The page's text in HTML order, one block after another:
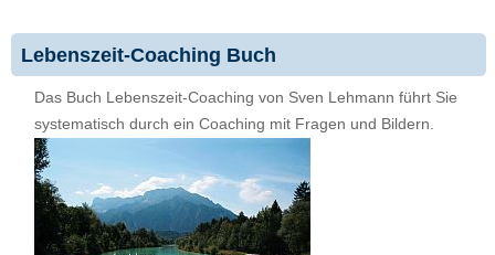
Lebenszeit-Coaching Buch
Das Buch Lebenszeit-Coaching von Sven Lehmann führt Sie
systematisch durch ein Coaching mit Fragen und Bildern.